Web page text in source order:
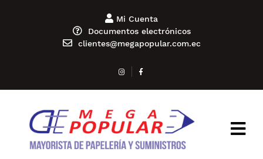
Mi Cuenta
Documentos electrónicos
clientes@megapopular.com.ec